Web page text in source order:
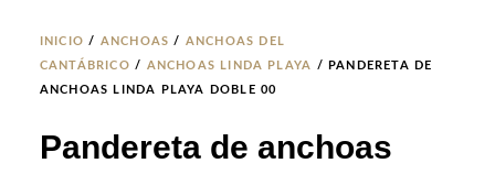
INICIO / ANCHOAS / ANCHOAS DEL
CANTÁBRICO / ANCHOAS LINDA PLAYA / PANDERETA DE
ANCHOAS LINDA PLAYA DOBLE 00
Pandereta de anchoas